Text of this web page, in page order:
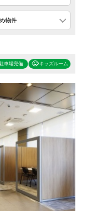
物件
車場完備 キッズルーム